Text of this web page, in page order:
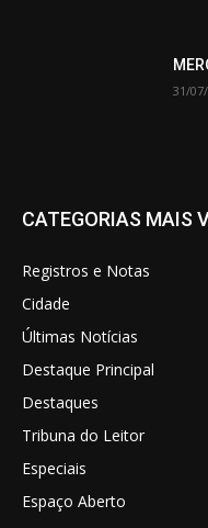
31/
CATEGORIAS MAIS
Registros e Notas
Cidade
Últimas Notícias
Destaque Principal
Destaques
Tribuna do Leitor
Especiais
Espaço Aberto